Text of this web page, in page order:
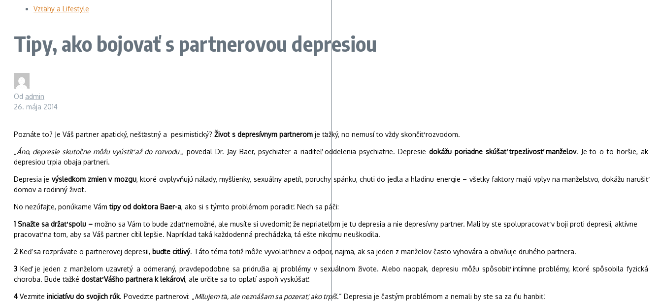
Vzťahy a Lifestyle
Tipy, ako bojovať s partnerovou depresiou
Od admin
26. mája 2014
Poznáte to? Je Váš partner apatický, nešťastný a pesimistický? Život s depresívnym partnerom je ťažký, no nemusí to vždy skončiť rozvodom.
Áno, depresie skutočne môžu vyústiť až do rozvodu„, povedal Dr. Jay Baer, psychiater a riaditeľ oddelenia psychiatrie. Depresiedokážu poriadne skúšať trpezlivosť manželov. Je to o to horšie, ak
depresiou trpia obaja partneri.
Depresia je výsledkom zmien v mozgu, ktoré ovplyvňujú nálady, myšlienky, sexuálny apetít, poruchy spánku, chuti do jedla a hladinu energie – všetky faktory majú vplyv na manželstvo, dokážu narušiť
domov a rodinný život.
No nezúfajte, ponúkame Vámtipy od doktora Baer-a, ako si s týmto problémom poradiť. Nech sa páči:
1 Snažte sa držať spolu – možno sa Vám to bude zdať nemožné, ale musíte si uvedomiť, že nepriateľom je tu depresia a nie depresívny partner. Mali by ste spolupracovať v boji proti depresii, aktívne
pracovať na tom, aby sa Váš partner cítil lepšie. Napríklad taká každodenná prechádzka, tá ešte nikomu neuškodila.
2 Keď sa rozprávate o partnerovej depresii, buďte citlivý. Táto téma totiž môže vyvolať hnev a odpor, najmä, ak sa jeden z manželov často vyhovára a obviňuje druhého partnera.
3 Keď je jeden z manželom uzavretý a odmeraný, pravdepodobne sa pridružia aj problémy v sexuálnom živote. Alebo naopak, depresiu môžu spôsobiť intímne problémy, ktoré spôsobila fyzická
choroba. Bude ťažké dostať Vášho partnera k lekárovi, ale určite sa to oplatí aspoň vyskúšať.
4 Vezmite iniciatívu do svojich rúk. Povedzte partnerovi: „ Milujem ťa, ale neznášam sa pozerať, ako trpíš.“ Depresia je častým problémom a nemali by ste sa za ňu hanbiť.